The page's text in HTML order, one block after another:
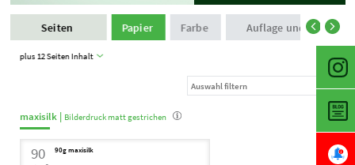
Seiten
plus 12 Seiten Inhalt
Papier Farbe Auflage und
maxisilk | Bilderdruck matt gestrichen
90 90g maxisilk